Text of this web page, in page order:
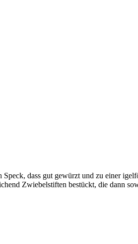
dass gut gewürzt und zu einer
Zwiebelstiften bestückt, die dann